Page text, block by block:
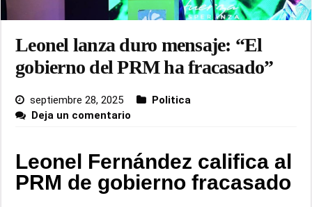
Leonel lanza duro mensaje: “El
gobierno del PRM ha fracasado”
septiembre 28, 2025
Politica
Deja un comentario
Leonel Fernández califica al
PRM de gobierno fracasado